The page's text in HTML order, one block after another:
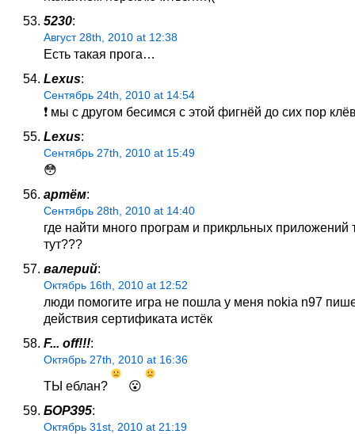
5230:
Август 28th, 2010 at 12:38
Есть такая прога…
Lexus:
Сентябрь 24th, 2010 at 14:54
❗ мы с другом бесимся с этой фигнёй до сих пор
Lexus:
Сентябрь 27th, 2010 at 15:49
😳
артём:
Сентябрь 28th, 2010 at 14:40
где найти много програм и прикрльных приложений
тут???
валерий:
Октябрь 16th, 2010 at 12:52
люди помогите игра не пошла у меня nokia n97
действия сертификата истёк
F... off!!!:
Октябрь 27th, 2010 at 16:36
ТЫ еблан?
😮
БОРЗ95:
Октябрь 31st, 2010 at 21:19